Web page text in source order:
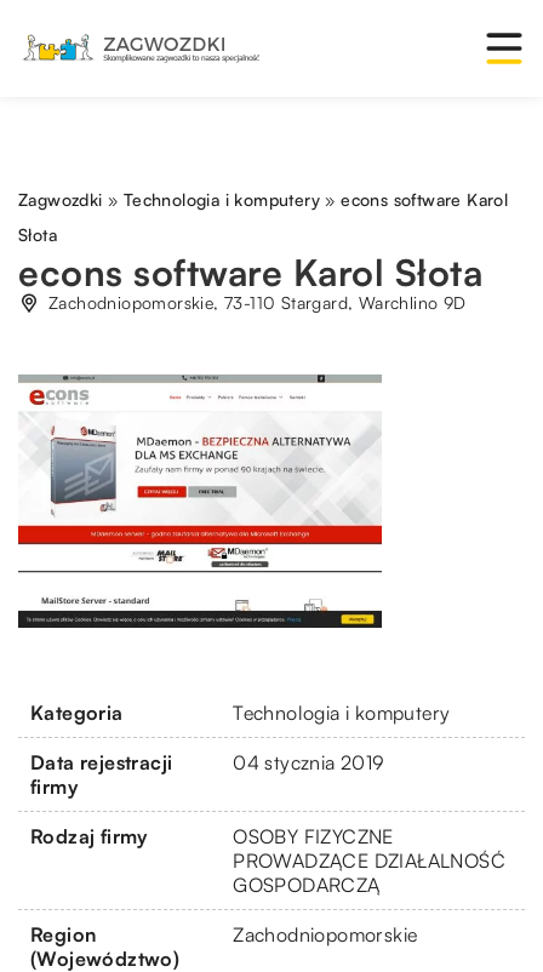
Zagwozdki » Technologia i komputery »econs software Karol
Słota
econs software Karol Słota
Zachodniopomorskie, 73-110 Stargard, Warchlino 9D
Kategoria Technologia i komputery
Data rejestracji
firmy
04 stycznia 2019
Rodzaj firmy
OSOBY FIZYCZNE
PROWADZĄCE DZIAŁALNOŚĆ
GOSPODARCZĄ
Region
(Województwo)
Zachodniopomorskie